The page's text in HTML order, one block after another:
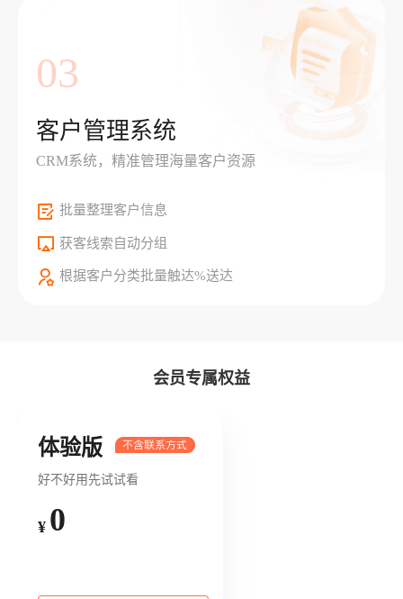
03
客户管理系统
CRM系统，精准管理海量客户资源
批量整理客户信息
获客线索自动分组
根据客户分类批量触达%送达
会员专属权益
体验版
好不好用先试试看
¥ 0